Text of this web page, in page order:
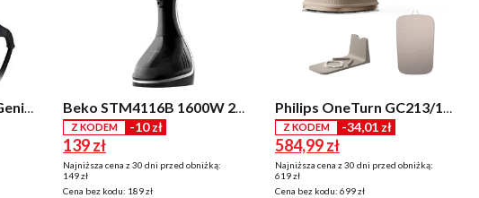
Russell Hobbs Steam Genie 2 in 1 28370-56 1700W Beko STM4116B 1600W 25g/min
Z KODEM -10 zł
139 zł
Najniższa cena z 30 dni przed obniżką:
149 zł
Cena bez kodu: 189 zł
Philips OneTurn GC213/10 2w1 1800W 45g/min
Z KODEM -34,01 zł
584,99 zł
Najniższa cena z 30 dni przed obniżką:
619 zł
Cena bez kodu: 699 zł